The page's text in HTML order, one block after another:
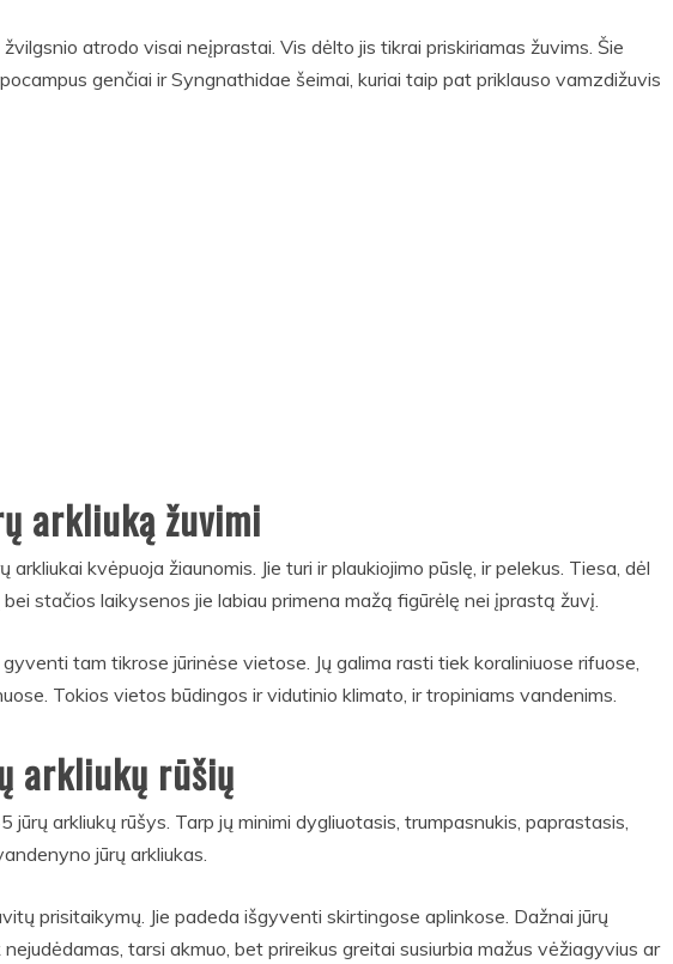
žvilgsnio atrodo visai neįprastai. Vis dėlto jis tikrai priskiriamas žuvims. Šie
genčiai ir Syngnathidae šeimai, kuriai taip pat priklauso vamzdižuvis
arkliuką žuvimi
arkliukai kvėpuoja žiaunomis. Jie turi ir plaukiojimo pūslę, ir pelekus. Tiesa, dėl
stačios laikysenos jie labiau primena mažą figūrėlę nei įprastą žuvį.
tam tikrose jūrinėse vietose. Jų galima rasti tiek koraliniuose rifuose,
Tokios vietos būdingos ir vidutinio klimato, ir tropiniams vandenims.
arkliukų rūšių
jūrų arkliukų rūšys. Tarp jų minimi dygliuotasis, trumpasnukis, paprastasis,
jūrų arkliukas.
prisitaikymų. Jie padeda išgyventi skirtingose aplinkose. Dažnai jūrų
tarsi akmuo, bet prireikus greitai susiurbia mažus vėžiagyvius ar